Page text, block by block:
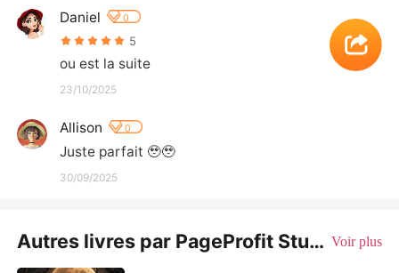
Daniel 0
5
ou est la suite
23/10/2025
Allison 0
Juste parfait 🥹🥹
30/09/2025
Autres livres par PageProfit Studio Voir plus